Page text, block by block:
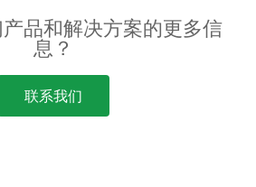
品和解决方案的更多信
息？
联系我们